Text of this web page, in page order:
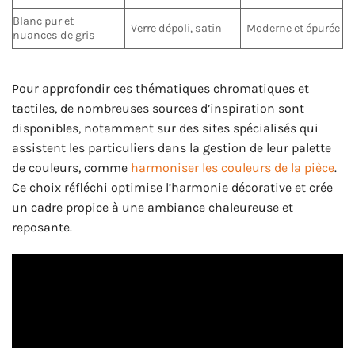
Blanc pur et
nuances de gris
Verre dépoli, satin Moderne et épurée
Pour approfondir ces thématiques chromatiques et
tactiles, de nombreuses sources d’inspiration sont
disponibles, notamment sur des sites spécialisés qui
assistent les particuliers dans la gestion de leur palette
de couleurs, comme harmoniser les couleurs de la pièce.
Ce choix réfléchi optimise l’harmonie décorative et crée
un cadre propice à une ambiance chaleureuse et
reposante.